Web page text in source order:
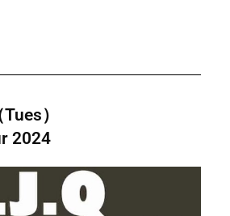
）
2024